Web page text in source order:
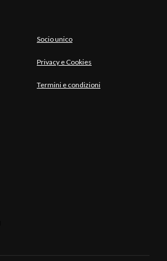
Socio unico
Privacy e Cookies
Termini e condizioni